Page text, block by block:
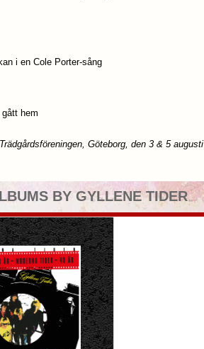
i en Cole Porter-sång
hem
Göteborg, den 3 & 5
BY GYLLENE TIDER